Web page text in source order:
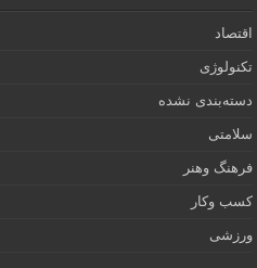
اقتصاد
تکنولوژی
دسته‌بندی نشده
سلامتی
فرهنگ وهنر
کسب وکار
ورزشی